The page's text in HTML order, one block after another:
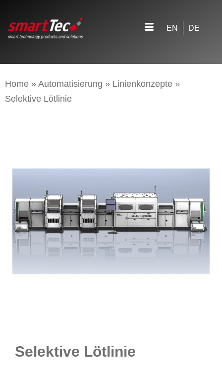
EN DE
Home » Automatisierung » Linienkonzepte »
Selektive Lötlinie
Selektive Lötlinie